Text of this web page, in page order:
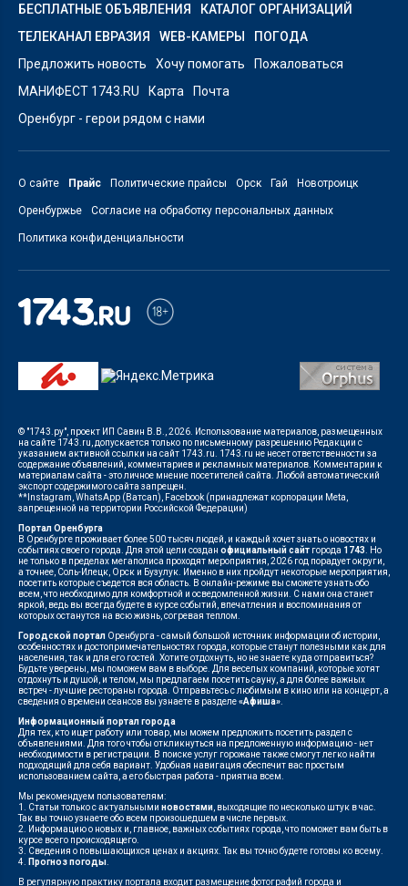
БЕСПЛАТНЫЕ ОБЪЯВЛЕНИЯ
КАТАЛОГ ОРГАНИЗАЦИЙ
ТЕЛЕКАНАЛ ЕВРАЗИЯ
WEB-КАМЕРЫ
ПОГОДА
Предложить новость
Хочу помогать
Пожаловаться
МАНИФЕСТ 1743.RU
Карта
Почта
Оренбург - герои рядом с нами
О сайте Прайс Политические прайсы Орск Гай Новотроицк
Оренбуржье Согласие на обработку персональных данных
Политика конфиденциальности
© "1743.ру", проект ИП Савин В.В., 2026. Использование материалов, размещенных
на сайте 1743.ru, допускается только по письменному разрешению Редакции с
указанием активной ссылки на сайт 1743.ru. 1743.ru не несет ответственности за
содержание объявлений, комментариев и рекламных материалов. Комментарии к
материалам сайта - это личное мнение посетителей сайта. Любой автоматический
экспорт содержимого сайта запрещен.
**Instagram, WhatsApp (Ватсап), Facebook (принадлежат корпорации Meta,
запрещенной на территории Российской Федерации)
Портал Оренбурга
В Оренбурге проживает более 500 тысяч людей, и каждый хочет знать о новостях и
событиях своего города. Для этой цели создан официальный сайт города 1743. Но
не только в пределах мегаполиса проходят мероприятия, 2026 год порадует округи,
а точнее, Соль-Илецк, Орск и Бузулук. Именно в них пройдут некоторые мероприятия,
посетить которые съедется вся область. В онлайн-режиме вы сможете узнать обо
всем, что необходимо для комфортной и осведомленной жизни. С нами она станет
яркой, ведь вы всегда будете в курсе событий, впечатления и воспоминания от
которых останутся на всю жизнь, согревая теплом.
Городской портал Оренбурга - самый большой источник информации об истории,
особенностях и достопримечательностях города, которые станут полезными как для
населения, так и для его гостей. Хотите отдохнуть, но не знаете куда отправиться?
Будьте уверены, мы поможем вам в выборе. Для веселых компаний, которые хотят
отдохнуть и душой, и телом, мы предлагаем посетить сауну, а для более важных
встреч - лучшие рестораны города. Отправьтесь с любимым в кино или на концерт, а
сведения о времени сеансов вы узнаете в разделе«Афиша».
Информационный портал города
Для тех, кто ищет работу или товар, мы можем предложить посетить раздел с
объявлениями. Для того чтобы откликнуться на предложенную информацию - нет
необходимости в регистрации. В поиске услуг горожане также смогут легко найти
подходящий для себя вариант. Удобная навигация обеспечит вас простым
использованием сайта, а его быстрая работа - приятна всем.
Мы рекомендуем пользователям:
1. Статьи только с актуальными новостями, выходящие по несколько штук в час.
Так вы точно узнаете обо всем произошедшем в числе первых.
2. Информацию о новых и, главное, важных событиях города, что поможет вам быть в
курсе всего происходящего.
3. Сведения о повышающихся ценах и акциях. Так вы точно будете готовы ко всему.
4. Прогноз погоды.
В регулярную практику портала входит размещение фотографий города и